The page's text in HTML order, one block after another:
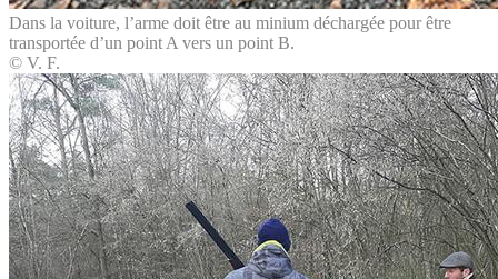
Dans la voiture, l’arme doit être au minium déchargée pour être
transportée d’un point A vers un point B.
© V. F.